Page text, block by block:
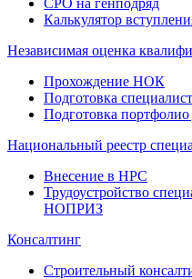
СРО на генподряд
Калькулятор
Независимая оценка
Прохождение НОК
Подготовка
Подготовка
Национальный реестр
Внесение в НРС
Трудоустройство
НОПРИЗ
Консалтинг
Строительный